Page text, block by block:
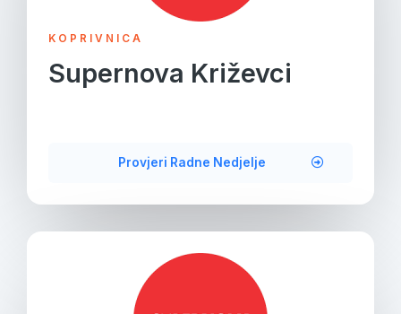
KOPRIVNICA
Supernova Križevci
Provjeri Radne Nedjelje